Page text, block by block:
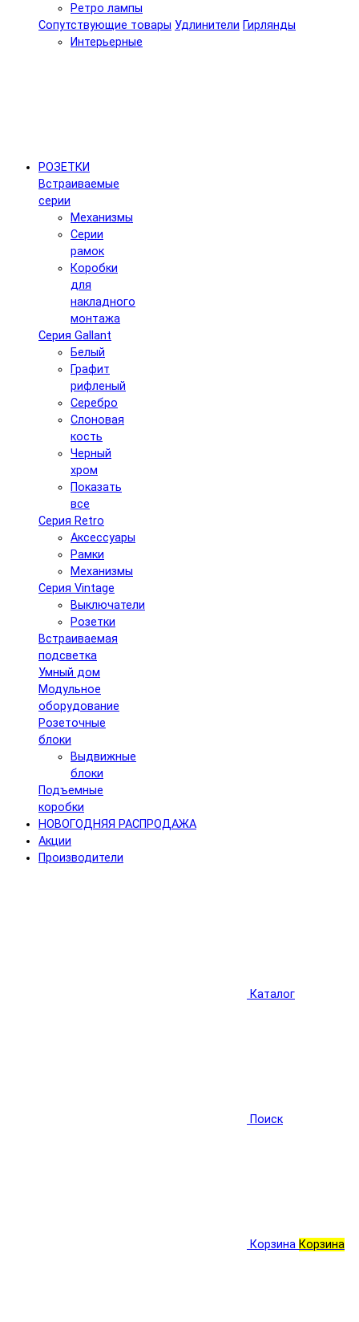
Ретро лампы
Сопутствующие товары Удлинители Гирлянды
Интерьерные
РОЗЕТКИ
Встраиваемые
серии
Механизмы
Серии
рамок
Коробки
для
накладного
монтажа
Серия Gallant
Белый
Графит
рифленый
Серебро
Слоновая
кость
Черный
хром
Показать
все
Серия Retro
Аксессуары
Рамки
Механизмы
Серия Vintage
Выключатели
Розетки
Встраиваемая
подсветка
Умный дом
Модульное
оборудование
Розеточные
блоки
Выдвижные
блоки
Подъемные
коробки
НОВОГОДНЯЯ РАСПРОДАЖА
Акции
Производители
Каталог
Поиск
Корзина Корзина